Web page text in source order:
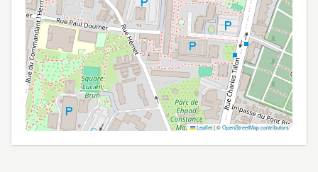
Leaflet|©OpenStreetMap contributors